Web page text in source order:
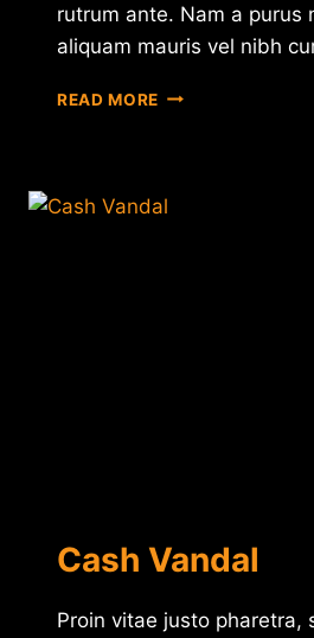
rutrum ante. Nam a purus
aliquam mauris vel nibh
READ MORE WILD
Cash Vandal
Proin vitae justo pharetra,